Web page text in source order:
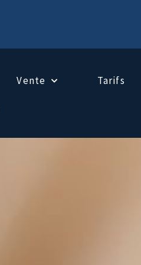
Vente Tarifs